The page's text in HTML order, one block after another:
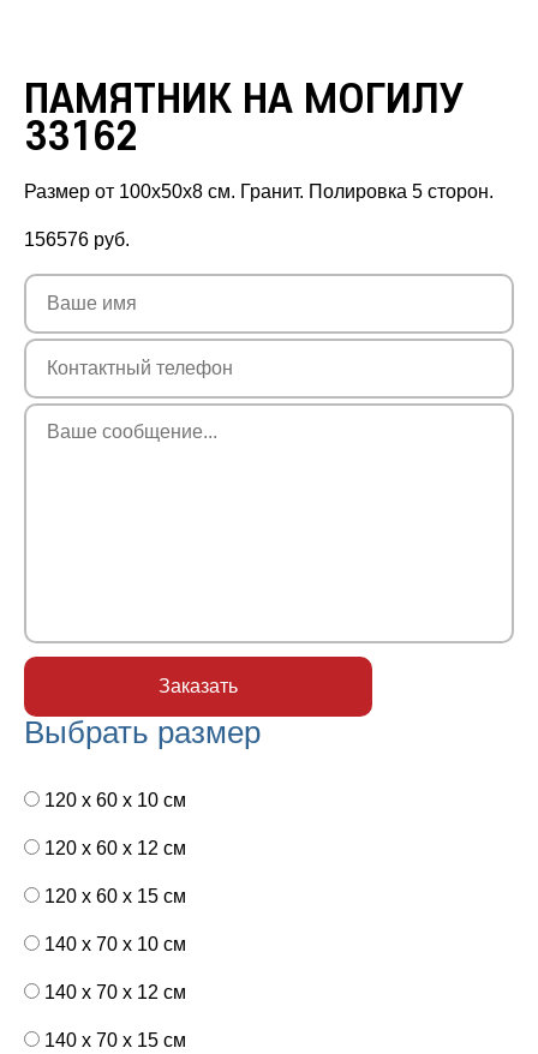
ПАМЯТНИК НА МОГИЛУ
33162
Размер от 100х50х8 см. Гранит. Полировка 5 сторон.
156576 руб.
Выбрать размер
120 x 60 x 10 см
120 x 60 x 12 см
120 x 60 x 15 см
140 x 70 x 10 см
140 x 70 x 12 см
140 x 70 x 15 см